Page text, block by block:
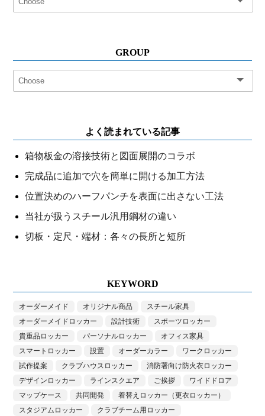
GROUP
よく読まれている記事
箱物板金の溶接技術と図面展開のコラボ
完成品に追加で穴を簡単に開ける加工方法
位置決めのハーフパンチを表面に出さない工法
当社が扱うスチール汎用鋼材の違い
切板・定尺・端材：各々の長所と短所
KEYWORD
オーダーメイド オリジナル商品
スチール家具
オーダーメイドロッカー
設計技術
スポーツロッカー
貴重品ロッカー
パーソナルロッカー
オフィス家具
スマートロッカー
設置 オーダーカラー
ワークロッカー
試作提案
クラブハウスロッカー
消防署向け防火衣ロッカー
デザインロッカー
ラインスクエア ご挨拶
ワイドドロア
マップケース
共同開発
着替えロッカー（更衣ロッカー）
スタジアムロッカー
クラブチーム用ロッカー